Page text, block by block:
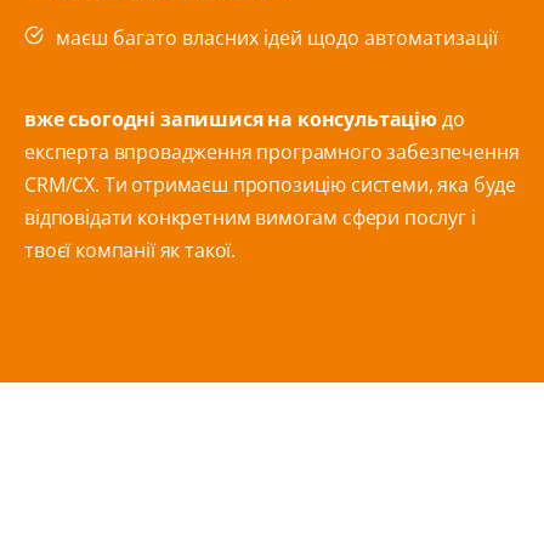
маєш багато власних ідей щодо автоматизації
вже сьогодні запишися на консультаціюдо
експерта впровадження програмного забезпечення
CRM/CX. Ти отримаєш пропозицію системи, яка буде
відповідати конкретним вимогам сфери послуг і
твоєї компанії як такої.